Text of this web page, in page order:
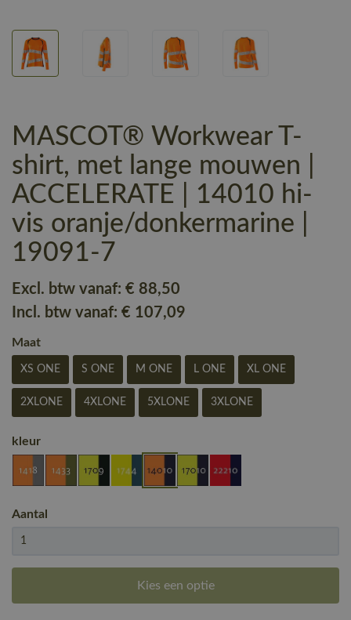
MASCOT® Workwear T-
shirt, met lange mouwen |
ACCELERATE | 14010 hi-
vis oranje/donkermarine |
19091-7
Excl. btw vanaf: € 88,50
Incl. btw vanaf: € 107,09
Maat
XS ONE S ONE M ONE L ONE XL ONE
2XLONE 4XLONE 5XLONE 3XLONE
kleur
Aantal
Kies een optie